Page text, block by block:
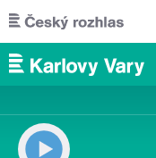
Přejít k hlavnímu obsahu